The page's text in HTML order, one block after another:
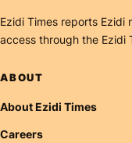
Ezidi Times reports Ezidi
access through the Ezidi
ABOUT
About Ezidi Times
Careers